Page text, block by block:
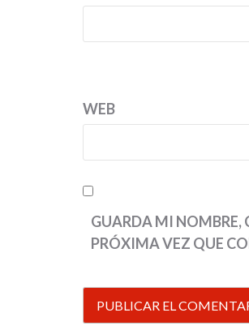
WEB
GUARDA MI NOMBRE,
PRÓXIMA VEZ QUE